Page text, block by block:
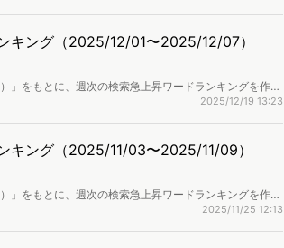
キング（2025/12/01〜2025/12/07）
をもとに、週次の検索急上昇ワードランキングを作成
2025/12/19 13:23
キング（2025/11/03〜2025/11/09）
をもとに、週次の検索急上昇ワードランキングを作成
2025/11/25 12:13